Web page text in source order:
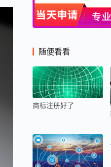
随便看看
商标注册好了